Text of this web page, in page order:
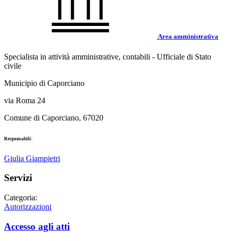
Area amministrativa
Specialista in attività amministrative, contabili - Ufficiale di Stato
civile
Municipio di Caporciano
via Roma 24
Comune di Caporciano, 67020
Responsabili:
Giulia Giampietri
Servizi
Categoria:
Autorizzazioni
Accesso agli atti